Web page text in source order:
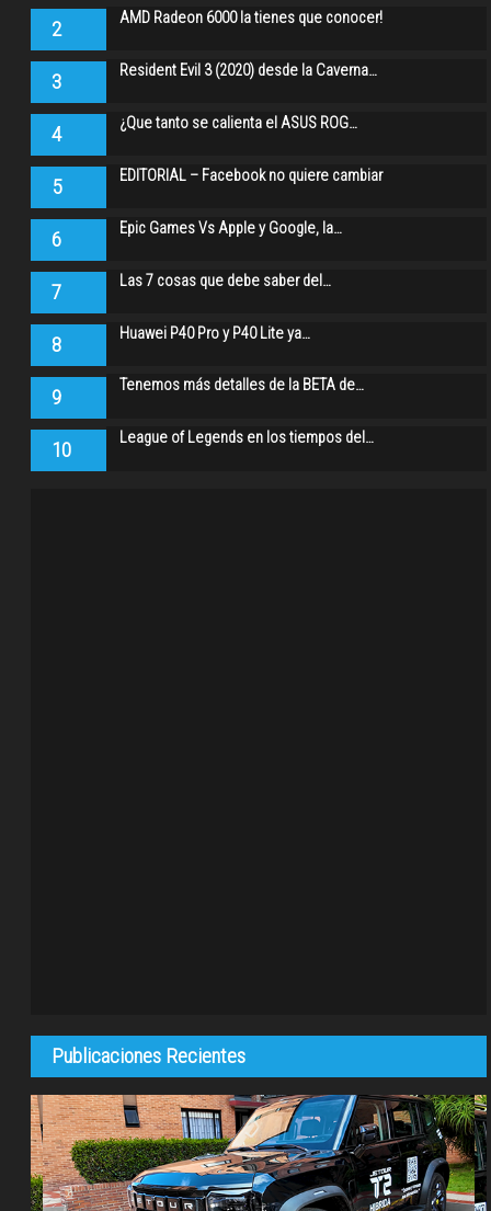
2 AMD Radeon 6000 la tienes que conocer!
3 Resident Evil 3 (2020) desde la Caverna…
4 ¿Que tanto se calienta el ASUS ROG…
5 EDITORIAL – Facebook no quiere cambiar
6 Epic Games Vs Apple y Google, la…
7 Las 7 cosas que debe saber del…
8 Huawei P40 Pro y P40 Lite ya…
9 Tenemos más detalles de la BETA de…
10 League of Legends en los tiempos del…
Publicaciones Recientes